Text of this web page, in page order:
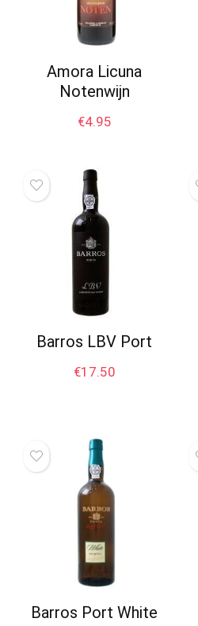
Amora Licuna
Notenwijn
€4.95
Barros LBV Port
€17.50
Barros Port White